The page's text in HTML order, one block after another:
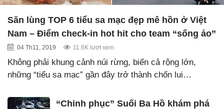
Săn lùng TOP 6 tiểu sa mạc đẹp mê hồn ở Việt
Nam – Điểm check-in hot hit cho team “sống ảo”
04 Th11, 2019 11.6K lượt xem
Không phải khung cảnh núi rừng, biển cả rộng lớn,
những “tiểu sa mạc” gần đây trở thành chốn lui…
“Chinh phục” Suối Ba Hồ khám phá